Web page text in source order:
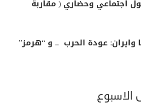
اجتماعي وحضاري ( مقاربة
وايران: عودة الحرب .. و “هرمز”
الأسبوع